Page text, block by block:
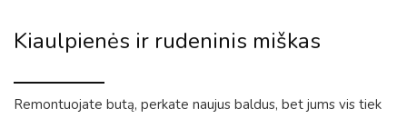
Kiaulpienės ir rudeninis miškas
Remontuojate butą, perkate naujus baldus, bet jums vis tiek